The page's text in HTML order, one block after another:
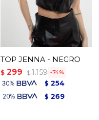
TOP JENNA - NEGRO
$ 299 $ 1.159 74
$ 254
$ 269